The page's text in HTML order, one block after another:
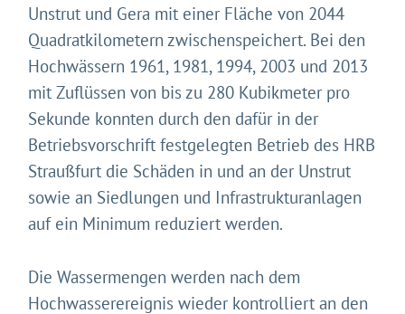
Unstrut und Gera mit einer Fläche von 2044
Quadratkilometern zwischenspeichert. Bei den
Hochwässern 1961, 1981, 1994, 2003 und 2013
mit Zuflüssen von bis zu 280 Kubikmeter pro
Sekunde konnten durch den dafür in der
Betriebsvorschrift festgelegten Betrieb des HRB
Straußfurt die Schäden in und an der Unstrut
sowie an Siedlungen und Infrastrukturanlagen
auf ein Minimum reduziert werden.
Die Wassermengen werden nach dem
Hochwasserereignis wieder kontrolliert an den